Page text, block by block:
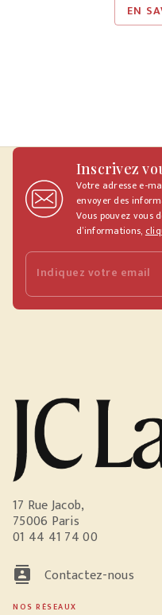
EN
Inscrivez
Votre adresse e-
envoyer des
Vous pouvez vous
d’informations,
Indiquez votre email
17 Rue Jacob,
75006 Paris
01 44 41 74 00
contacts Contactez-nous
NOS RÉSEAUX